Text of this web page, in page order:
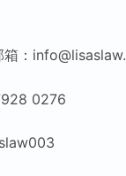
箱：
0276